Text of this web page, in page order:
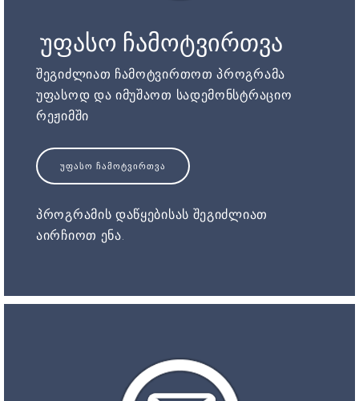
უფასო ჩამოტვირთვა
შეგიძლიათ ჩამოტვირთოთ პროგრამა
უფასოდ და იმუშაოთ სადემონსტრაციო
რეჟიმში
ᲣᲤᲐᲡᲝ ᲩᲐᲛᲝᲢᲕᲘᲠᲗᲕᲐ
პროგრამის დაწყებისას შეგიძლიათ
აირჩიოთ ენა.